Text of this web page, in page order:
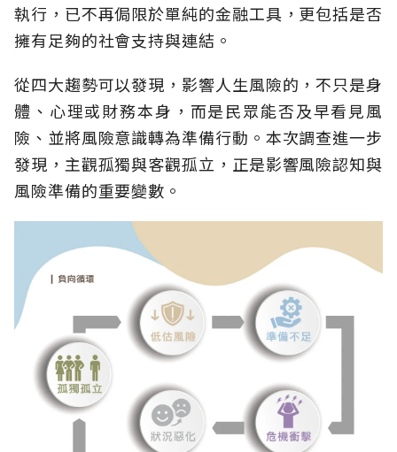
執行，已不再侷限於單純的金融工具，更包括是否
擁有足夠的社會支持與連結。
從四大趨勢可以發現，影響人生風險的，不只是身
體、心理或財務本身，而是民眾能否及早看見風
險、並將風險意識轉為準備行動。本次調查進一步
發現，主觀孤獨與客觀孤立，正是影響風險認知與
風險準備的重要變數。